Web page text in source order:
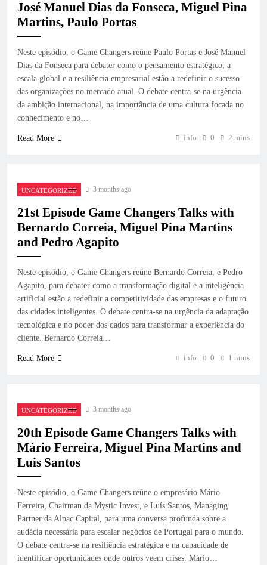
José Manuel Dias da Fonseca, Miguel Pina
Martins, Paulo Portas
Neste episódio, o Game Changers reúne Paulo Portas e José Manuel
Dias da Fonseca para debater como o pensamento estratégico, a
escala global e a resiliência empresarial estão a redefinir o sucesso
das organizações no mercado atual. O debate centra-se na urgência
da ambição internacional, na importância de uma cultura focada no
conhecimento e no…
Read More info 0 2 mins
UNCATEGORIZED 3 months ago
21st Episode Game Changers Talks with
Bernardo Correia, Miguel Pina Martins
and Pedro Agapito
Neste episódio, o Game Changers reúne Bernardo Correia, e Pedro
Agapito, para debater como a transformação digital e a inteligência
artificial estão a redefinir a competitividade das empresas e o futuro
das cidades inteligentes. O debate centra-se na urgência da adaptação
tecnológica e no poder dos dados para transformar a experiência do
cliente. Bernardo Correia…
Read More info 0 1 mins
UNCATEGORIZED 3 months ago
20th Episode Game Changers Talks with
Mário Ferreira, Miguel Pina Martins and
Luis Santos
Neste episódio, o Game Changers reúne o empresário Mário
Ferreira, Chairman da Mystic Invest, e Luís Santos, Managing
Partner da Alpac Capital, para uma conversa profunda sobre a
audácia necessária para escalar negócios de Portugal para o mundo.
O debate centra-se na resiliência estratégica e na capacidade de
identificar oportunidades onde outros veem crises. Mário…